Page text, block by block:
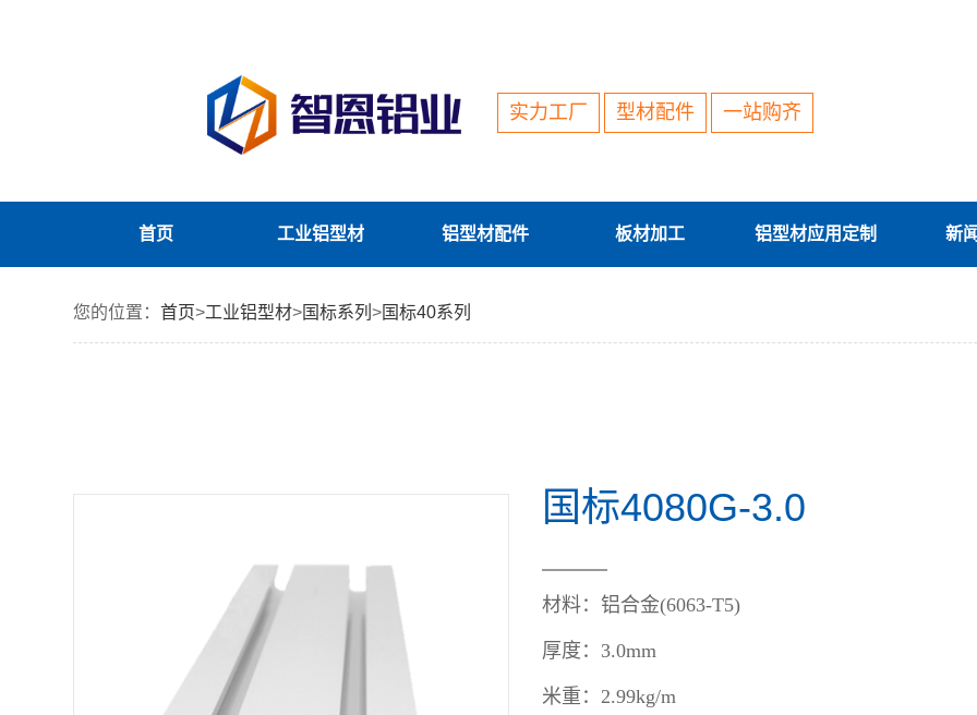
实力工厂 型材配件 一站购齐
首页 工业铝型材 铝型材配件 板材加工 铝型材应用定制 新
您的位置：首页>工业铝型材>国标系列>国标40系列
国标4080G-3.0
材料：铝合金(6063-T5)
厚度：3.0mm
米重：2.99kg/m